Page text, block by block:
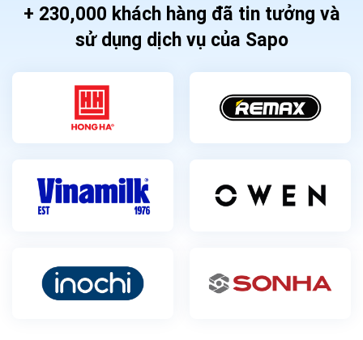
+ 230,000 khách hàng đã tin tưởng và
sử dụng dịch vụ của Sapo